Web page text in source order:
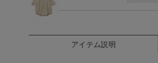
アイテム説明